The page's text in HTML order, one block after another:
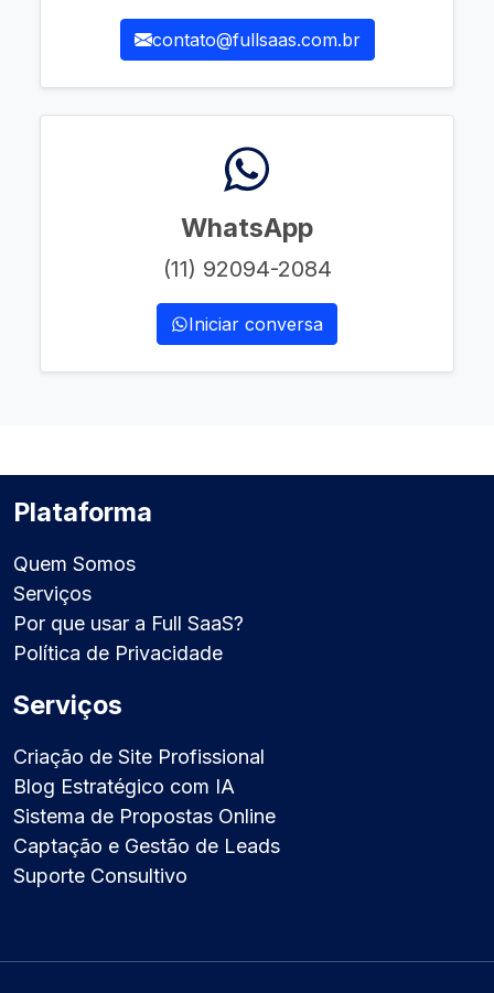
contato@fullsaas.com.br
WhatsApp
(11) 92094-2084
Iniciar conversa
Plataforma
Quem Somos
Serviços
Por que usar a Full SaaS?
Política de Privacidade
Serviços
Criação de Site Profissional
Blog Estratégico com IA
Sistema de Propostas Online
Captação e Gestão de Leads
Suporte Consultivo